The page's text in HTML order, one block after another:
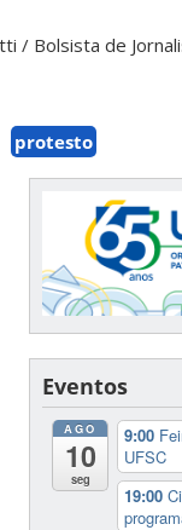
/ Bolsista de
protesto
Eventos
AGO
10
seg
9:00
UFSC
19:00